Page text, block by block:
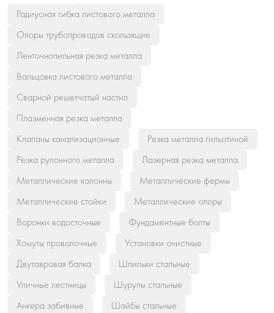
Радиусная гибка листового металла
Опоры трубопроводов скользящие
Ленточнопильная резка металла
Вальцовка листового металла
Сварной решетчатый настил
Плазменная резка металла
Клапаны канализационные
Резка металла гильотиной
Резка рулонного металла
Лазерная резка металла
Металлические колонны
Металлические фермы
Металлические стойки
Металлические опоры
Воронки водосточные
Фундаментные болты
Хомуты проволочные
Установки очистные
Двутавровая балка
Шпильки стальные
Уличные лестницы
Шурупы стальные
Анкера забивные
Шайбы стальные